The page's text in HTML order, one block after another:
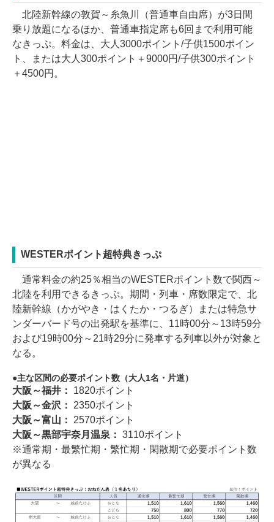
北陸新幹線の敦賀～糸魚川（普通車自由席）が3日間
乗り放題になるほか、普通車指定席も6回まで利用可能
なきっぷ。料金は、大人3000ポイント/子供1500ポイン
ト、または大人300ポイント＋9000円/子供300ポイント
＋4500円。
WESTERポイント超特典きっぷ
通常料金の約25％相当のWESTERポイント数で関西～
北陸を利用できるきっぷ。期間・列車・席数限定で、北
陸新幹線（かがやき・はくたか・つるぎ）または特急サ
ンダーバード号の出発駅を基準に、11時00分～13時59分
および19時00分～21時29分に発車する列車以外が対象と
なる。
主な区間の必要ポイント数（大人1名・片道）
大阪～福井： 1820ポイント
大阪～金沢： 2350ポイント
大阪～富山： 2570ポイント
大阪～黒部宇奈月温泉： 3110ポイント
※通常期・最繁忙期・繁忙期・閑散期で必要ポイント数
が異なる